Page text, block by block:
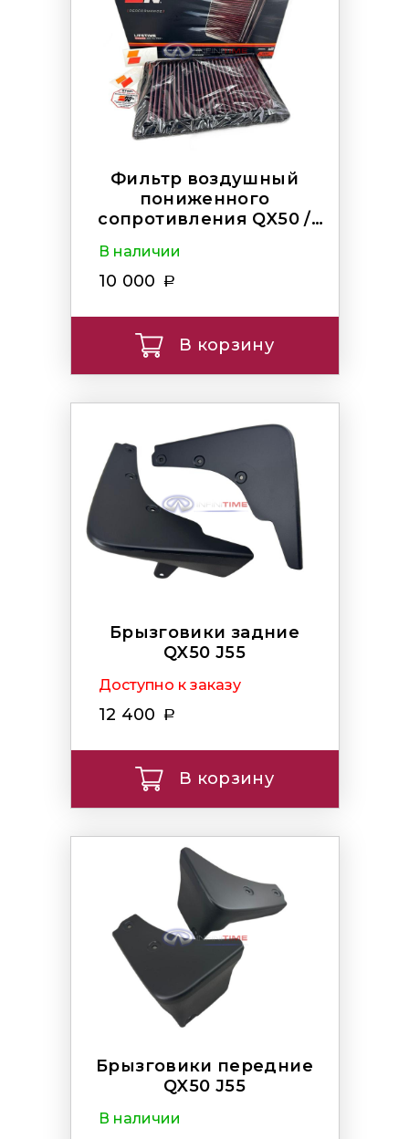
Фильтр воздушный
пониженного
сопротивления QX50 /
В наличии
10 000
В корзину
Брызговики задние
QX50 J55
Доступно к заказу
12 400
В корзину
Брызговики передние
QX50 J55
В наличии